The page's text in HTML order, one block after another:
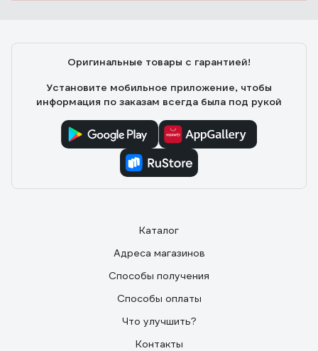
Оригинальные товары с гарантией!
Установите мобильное приложение, чтобы
информация по заказам всегда была под рукой
Каталог
Адреса магазинов
Способы получения
Способы оплаты
Что улучшить?
Контакты